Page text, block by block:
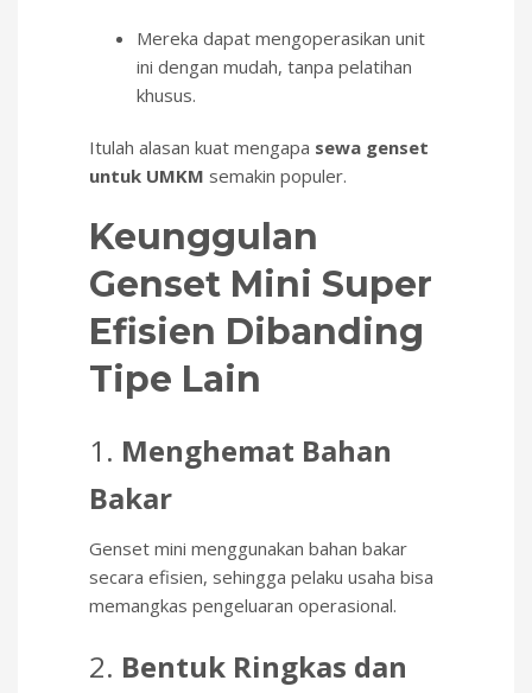
Mereka dapat mengoperasikan unit
ini dengan mudah, tanpa pelatihan
khusus.
Itulah alasan kuat mengapa sewa genset
untuk UMKM semakin populer.
Keunggulan
Genset Mini Super
Efisien Dibanding
Tipe Lain
1. Menghemat Bahan
Bakar
Genset mini menggunakan bahan bakar
secara efisien, sehingga pelaku usaha bisa
memangkas pengeluaran operasional.
2. Bentuk Ringkas dan